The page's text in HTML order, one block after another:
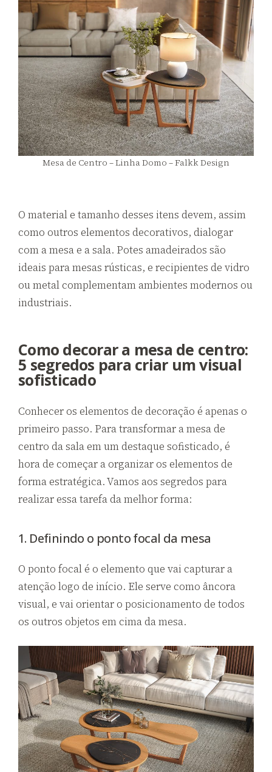
Mesa de Centro – Linha Domo – Falkk Design
O material e tamanho desses itens devem, assim
como outros elementos decorativos, dialogar
com a mesa e a sala. Potes amadeirados são
ideais para mesas rústicas, e recipientes de vidro
ou metal complementam ambientes modernos ou
industriais.
Como decorar a mesa de centro:
5 segredos para criar um visual
sofisticado
Conhecer os elementos de decoração é apenas o
primeiro passo. Para transformar a mesa de
centro da sala em um destaque sofisticado, é
hora de começar a organizar os elementos de
forma estratégica. Vamos aos segredos para
realizar essa tarefa da melhor forma:
1. Definindo o ponto focal da mesa
O ponto focal é o elemento que vai capturar a
atenção logo de início. Ele serve como âncora
visual, e vai orientar o posicionamento de todos
os outros objetos em cima da mesa.